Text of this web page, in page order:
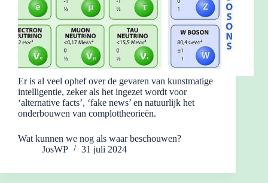
Er is al veel ophef over de gevaren van kunstmatige
intelligentie, zeker als het ingezet wordt voor
‘alternative facts’, ‘fake news’ en natuurlijk het
onderbouwen van complottheorieën.
Wat kunnen we nog als waar beschouwen?
JosWP
31 juli 2024